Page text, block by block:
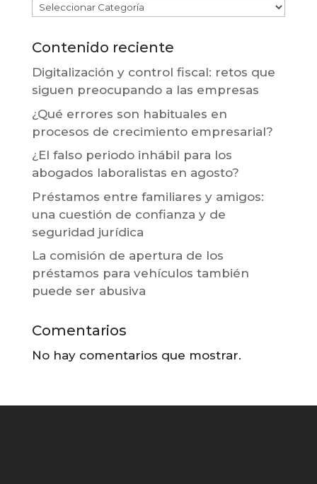
Contenido reciente
Digitalización y control fiscal: retos que
siguen preocupando a las empresas
¿Qué errores son habituales en
procesos de crecimiento empresarial?
¿El falso periodo inhábil para los
abogados laboralistas en agosto?
Préstamos entre familiares y amigos:
una cuestión de confianza y de
seguridad jurídica
La comisión de apertura de los
préstamos para vehículos también
puede ser abusiva
Comentarios
No hay comentarios que mostrar.